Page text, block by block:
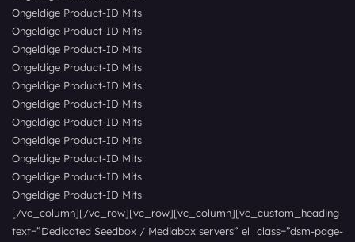
Ongeldige Product-ID Mits
Ongeldige Product-ID Mits
Ongeldige Product-ID Mits
Ongeldige Product-ID Mits
Ongeldige Product-ID Mits
Ongeldige Product-ID Mits
Ongeldige Product-ID Mits
Ongeldige Product-ID Mits
Ongeldige Product-ID Mits
Ongeldige Product-ID Mits
Ongeldige Product-ID Mits
[/vc_column][/vc_row][vc_row][vc_column][vc_custom_heading
text=”Dedicated Seedbox / Mediabox servers” el_class=”dsm-page-